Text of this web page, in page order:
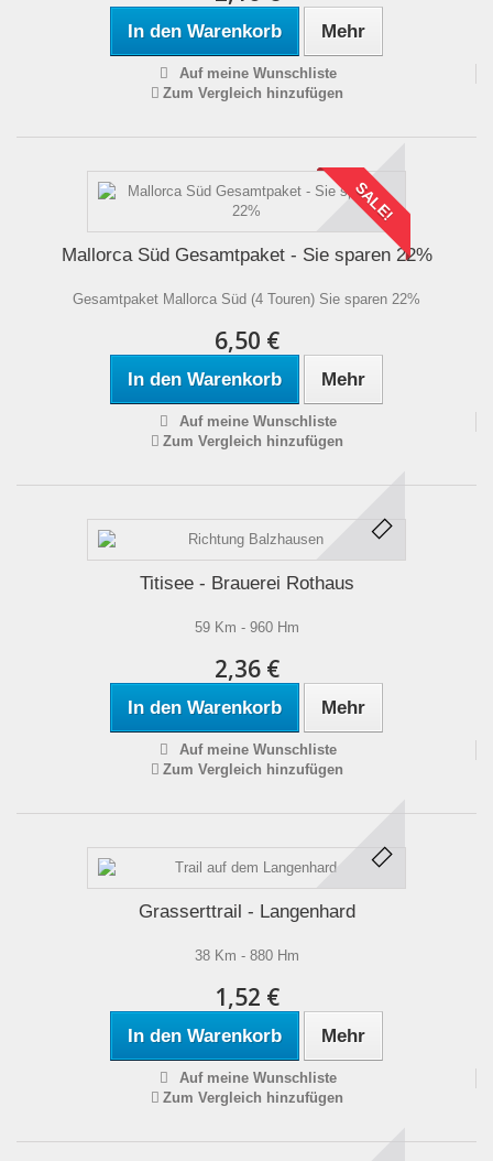
In den Warenkorb Mehr
Auf meine Wunschliste
Zum Vergleich hinzufügen
SALE!
Mallorca Süd Gesamtpaket - Sie sparen 22%
Gesamtpaket Mallorca Süd (4 Touren) Sie sparen 22%
6,50 €
In den Warenkorb Mehr
Auf meine Wunschliste
Zum Vergleich hinzufügen
Titisee - Brauerei Rothaus
59 Km - 960 Hm
2,36 €
In den Warenkorb Mehr
Auf meine Wunschliste
Zum Vergleich hinzufügen
Grasserttrail - Langenhard
38 Km - 880 Hm
1,52 €
In den Warenkorb Mehr
Auf meine Wunschliste
Zum Vergleich hinzufügen